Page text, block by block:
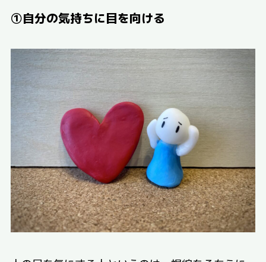
①自分の気持ちに目を向ける